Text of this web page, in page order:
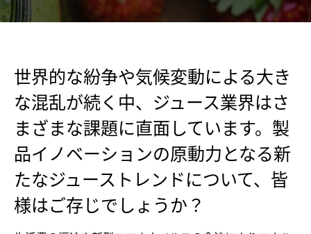
世界的な紛争や気候変動による大き
な混乱が続く中、ジュース業界はさ
まざまな課題に直面しています。製
品イノベーションの原動力となる新
たなジューストレンドについて、皆
様はご存じでしょうか？